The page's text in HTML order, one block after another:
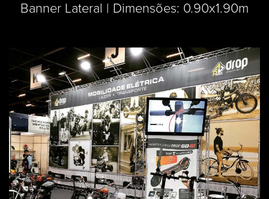
Banner Lateral | Dimensões: 0.90x1.90m